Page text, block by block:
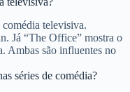
televisiva.
Já “The Office” mostra o
Ambas são influentes no
séries de comédia?